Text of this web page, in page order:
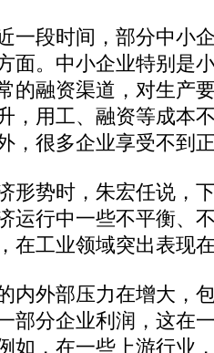
段时间，部分中小
面。中小企业特别是
的融资渠道，对生产
，用工、融资等成本
，很多企业享受不到
势时，朱宏任说，
运行中一些不平衡、
在工业领域突出表现
外部压力在增大，
部分企业利润，这在
如，在一些上游行业